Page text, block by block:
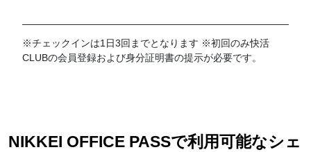
※チェックインは1日3回までとなります ※初回のみ快活
CLUBの会員登録および身分証明書の提示が必要です。
NIKKEI OFFICE PASSで利用可能なシェ